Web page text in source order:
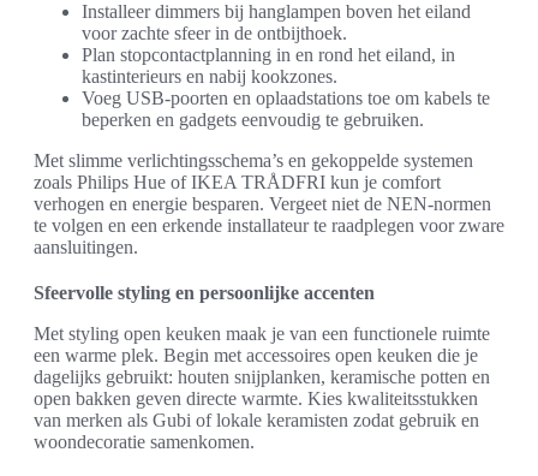
Installeer dimmers bij hanglampen boven het eiland
voor zachte sfeer in de ontbijthoek.
Plan stopcontactplanning in en rond het eiland, in
kastinterieurs en nabij kookzones.
Voeg USB-poorten en oplaadstations toe om kabels te
beperken en gadgets eenvoudig te gebruiken.
Met slimme verlichtingsschema’s en gekoppelde systemen
zoals Philips Hue of IKEA TRÅDFRI kun je comfort
verhogen en energie besparen. Vergeet niet de NEN-normen
te volgen en een erkende installateur te raadplegen voor zware
aansluitingen.
Sfeervolle styling en persoonlijke accenten
Met styling open keuken maak je van een functionele ruimte
een warme plek. Begin met accessoires open keuken die je
dagelijks gebruikt: houten snijplanken, keramische potten en
open bakken geven directe warmte. Kies kwaliteitsstukken
van merken als Gubi of lokale keramisten zodat gebruik en
woondecoratie samenkomen.